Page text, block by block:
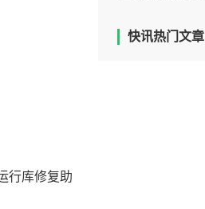
行库修复助
快讯热门文章